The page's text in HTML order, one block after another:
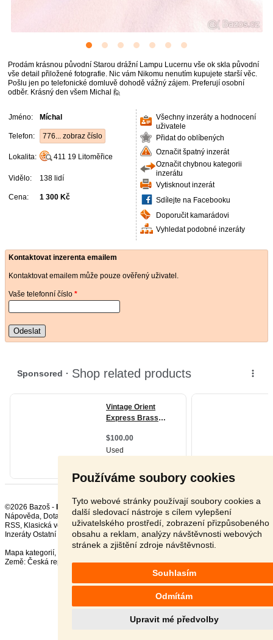
Používáme soubory cookies
Tyto webové stránky používají soubory cookies a
další sledovací nástroje s cílem vylepšení
uživatelského prostředí, zobrazení přizpůsobeného
obsahu a reklam, analýzy návštěvnosti webových
stránek a zjištění zdroje návštěvnosti.
Souhlasím
Odmítám
Upravit mé předvolby
Prodám krásnou původní Starou drážní Lampu Lucernu vše ok skla původní
vše detail přiložené fotografie. Nic vám Nikomu nenutím kupujete starší věc.
Pošlu jen po telefonické domluvě dohodě vážný zájem. Preferují osobní
odběr. Krásný den všem Michal 🙋
Jméno: Míchal
Telefon: 776... zobraz číslo
Lokalita: 411 19 Litoměřice
Vidělo: 138 lidí
Cena: 1 300 Kč
Všechny inzeráty a hodnocení
uživatele
Přidat do oblíbených
Označit špatný inzerát
Označit chybnou kategorii
inzerátu
Vytisknout inzerát
Sdílejte na Facebooku
Doporučit kamarádovi
Vyhledat podobné inzeráty
Kontaktovat inzerenta emailem
Kontaktovat emailem může pouze ověřený uživatel.
Vaše telefonní číslo *
Odeslat
©2026 Bazoš -
Inzerce, Bazar Starožitnosti
Nápověda, Dotazy Hodnocení,Kontakt,Reklama, Podmínky,Ochrana údajů
RSS,
Inzeráty Ostatní celkem:150523 , za 24 hodin: 3195
Mapa kategorií,
Země: Česká republika,Slovensko,Polsko,Rakousko